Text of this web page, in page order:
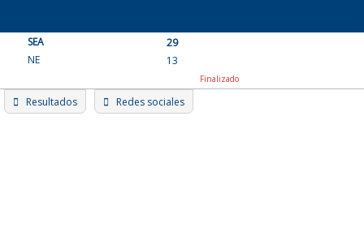
content
SEA
29
NE
13
Finalizado
Resultados Redes sociales